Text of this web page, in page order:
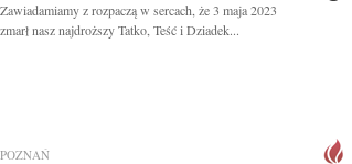
Zawiadamiamy z rozpaczą w sercach, że 3 maja 2023
zmarł nasz najdroższy Tatko, Teść i Dziadek...
POZNAŃ